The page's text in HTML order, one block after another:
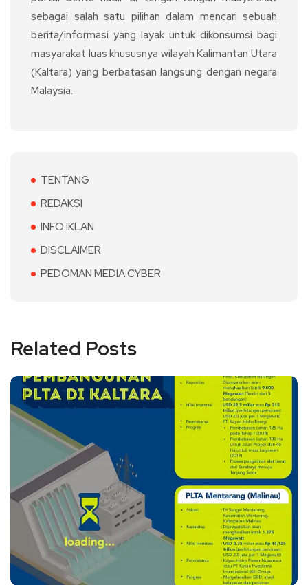
sebagai salah satu pilihan dalam mencari sebuah
berita/informasi yang layak untuk dikonsumsi bagi
masyarakat luas khususnya wilayah Kalimantan Utara
(Kaltara) yang berbatasan langsung dengan negara
Malaysia.
TENTANG
REDAKSI
INFO IKLAN
DISCLAIMER
PEDOMAN MEDIA CYBER
Related Posts